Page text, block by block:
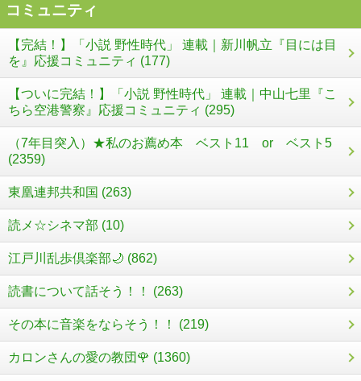
コミュニティ
【完結！】「小説 野性時代」 連載｜新川帆立『目には目
を』応援コミュニティ (177)
【ついに完結！】「小説 野性時代」 連載｜中山七里『こ
ちら空港警察』応援コミュニティ (295)
（7年目突入）★私のお薦め本 ベスト11 or ベスト5
(2359)
東凰連邦共和国 (263)
読メ☆シネマ部 (10)
江戸川乱歩倶楽部🌙 (862)
読書について話そう！！ (263)
その本に音楽をならそう！！ (219)
カロンさんの愛の教団🌹 (1360)